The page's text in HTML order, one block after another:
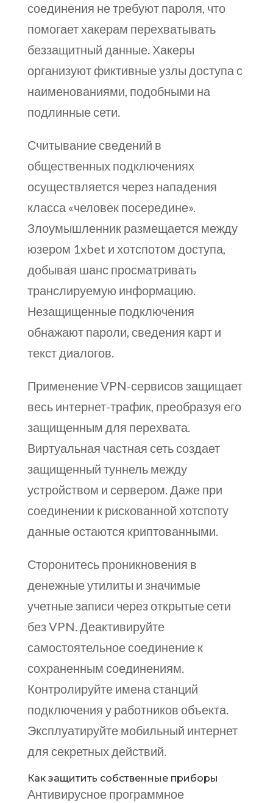
соединения не требуют пароля, что
помогает хакерам перехватывать
беззащитный данные. Хакеры
организуют фиктивные узлы доступа с
наименованиями, подобными на
подлинные сети.
Считывание сведений в
общественных подключениях
осуществляется через нападения
класса «человек посередине».
Злоумышленник размещается между
юзером 1xbet и хотспотом доступа,
добывая шанс просматривать
транслируемую информацию.
Незащищенные подключения
обнажают пароли, сведения карт и
текст диалогов.
Применение VPN-сервисов защищает
весь интернет-трафик, преобразуя его
защищенным для перехвата.
Виртуальная частная сеть создает
защищенный туннель между
устройством и сервером. Даже при
соединении к рискованной хотспоту
данные остаются криптованными.
Сторонитесь проникновения в
денежные утилиты и значимые
учетные записи через открытые сети
без VPN. Деактивируйте
самостоятельное соединение к
сохраненным соединениям.
Контролируйте имена станций
подключения у работников объекта.
Эксплуатируйте мобильный интернет
для секретных действий.
Как защитить собственные приборы
Антивирусное программное